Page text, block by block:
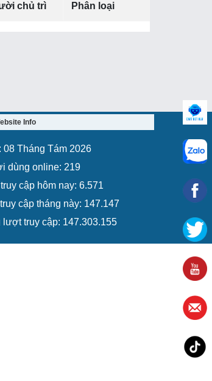
chủ trì Phân loại
Info
08 Tháng Tám 2026
dùng online: 219
cập hôm nay: 6.571
cập tháng này: 147.147
lượt truy cập: 147.303.155